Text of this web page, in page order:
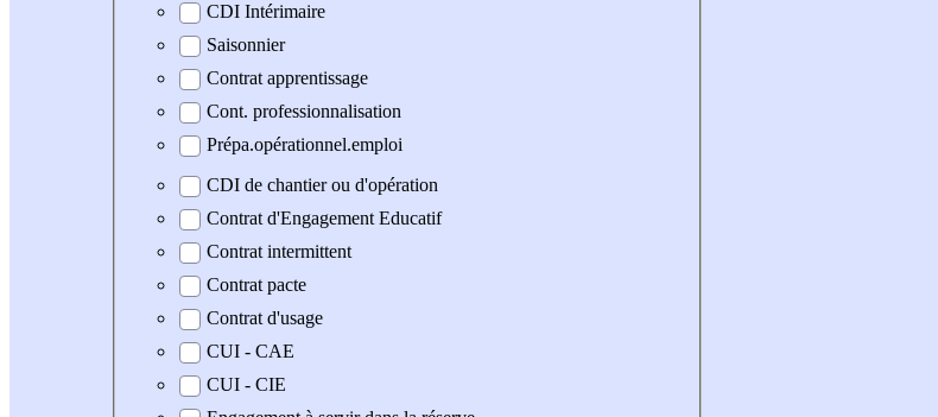
CDI Intérimaire
Saisonnier
Contrat apprentissage
Cont. professionnalisation
Prépa.opérationnel.emploi
CDI de chantier ou d'opération
Contrat d'Engagement Educatif
Contrat intermittent
Contrat pacte
Contrat d'usage
CUI - CAE
CUI - CIE